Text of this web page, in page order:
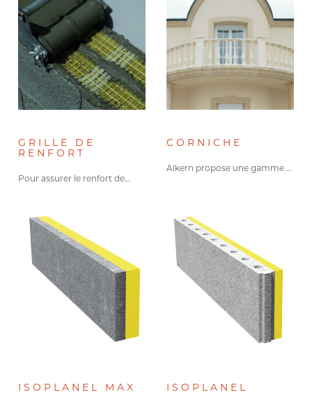
GRILLE DE
RENFORT
Pour assurer le renfort de…
CORNICHE
Alkern propose une gamme de…
ISOPLANEL MAX ISOPLANEL